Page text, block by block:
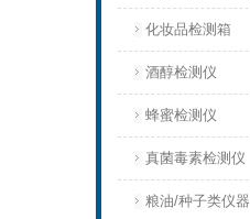
化妆品检测箱
酒醇检测仪
蜂蜜检测仪
真菌毒素检测仪
粮油/种子类仪器